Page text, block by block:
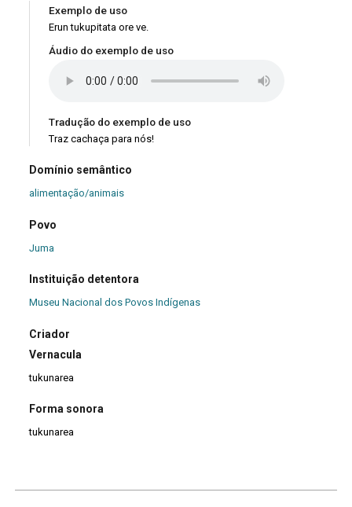
Exemplo de uso
Erun tukupitata ore ve.
Áudio do exemplo de uso
Tradução do exemplo de uso
Traz cachaça para nós!
Domínio semântico
alimentação/animais
Povo
Juma
Instituição detentora
Museu Nacional dos Povos Indígenas
Criador
Vernacula
tukunarea
Forma sonora
tukunarea